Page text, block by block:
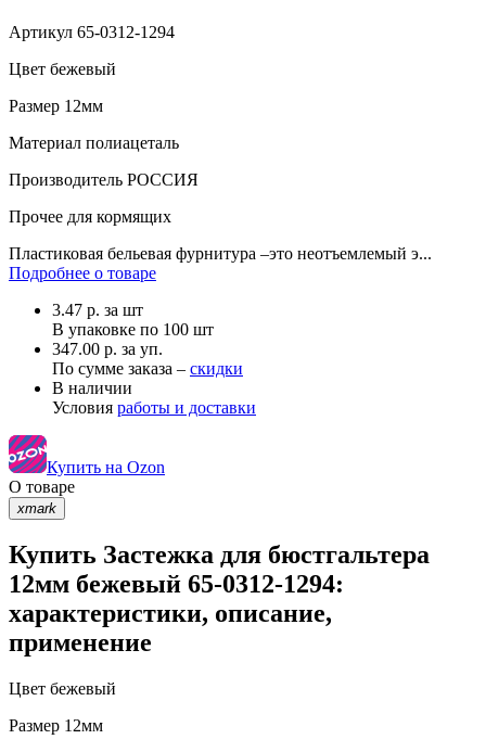
Артикул 65-0312-1294
Цвет бежевый
Размер 12мм
Материал полиацеталь
Производитель РОССИЯ
Прочее для кормящих
Пластиковая бельевая фурнитура –это неотъемлемый э...
Подробнее о товаре
3.47 р. за шт
В упаковке по 100 шт
347.00 р. за уп.
По сумме заказа – скидки
В наличии
Условия работы и доставки
Купить на Ozon
О товаре
xmark
Купить Застежка для бюстгальтера
12мм бежевый 65-0312-1294:
характеристики, описание,
применение
Цвет бежевый
Размер 12мм